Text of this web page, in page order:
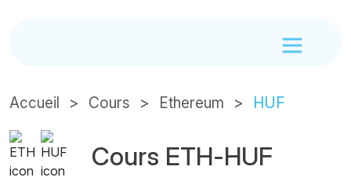
Accueil Cours Ethereum HUF
Cours ETH-HUF